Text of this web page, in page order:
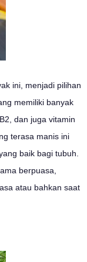
ini, menjadi pilihan
memiliki banyak
dan juga vitamin
terasa manis ini
baik bagi tubuh.
berpuasa,
atau bahkan saat